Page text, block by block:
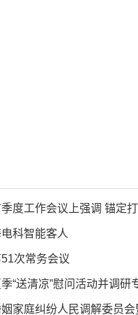
科智能客人
次常务会议